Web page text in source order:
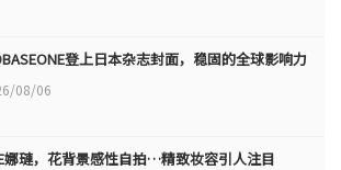
登上日本杂志封面，稳固的全球影响力
08/06
娜璉，花背景感性自拍…精致妆容引人注目